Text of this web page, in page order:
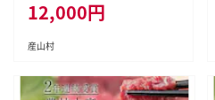
7年28年 農林水産大臣賞受賞
熊本県産山村《7-14日以内に出
荷予定(土日祝除く)》---ubuya
12,000円
産山村